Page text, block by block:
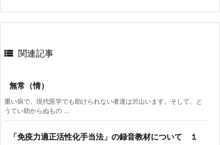
 関連記事
無常（情）
重い病で、現代医学でも助けられない者達は沢山います。そして、と
うてい助からぬもの ...
「免疫力適正活性化手当法」の録音教材について １